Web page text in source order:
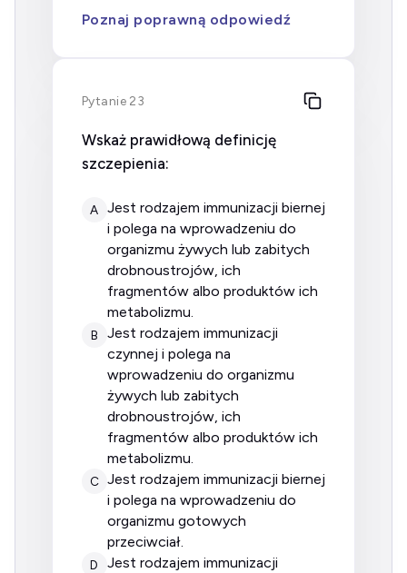
Poznaj poprawną odpowiedź
Pytanie 23
Wskaż prawidłową definicję
szczepienia:
A
jest rodzajem immunizacji biernej
i polega na wprowadzeniu do
organizmu żywych lub zabitych
drobnoustrojów, ich
fragmentów albo produktów ich
metabolizmu.
B
jest rodzajem immunizacji
czynnej i polega na
wprowadzeniu do organizmu
żywych lub zabitych
drobnoustrojów, ich
fragmentów albo produktów ich
metabolizmu.
C jest rodzajem immunizacji biernej
i polega na wprowadzeniu do
organizmu gotowych
przeciwciał.
D
jest rodzajem immunizacji